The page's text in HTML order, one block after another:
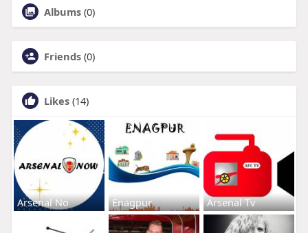
Albums (0)
Friends (0)
Likes (14)
Arsenal No Enagpur Arsenal Tv